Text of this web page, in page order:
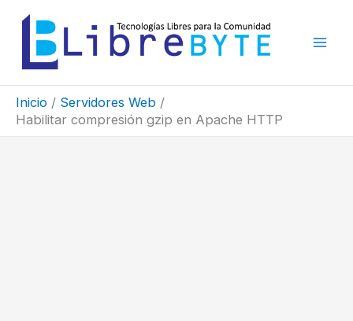
contenido
Inicio
Servidores Web
Habilitar compresión gzip en Apache HTTP